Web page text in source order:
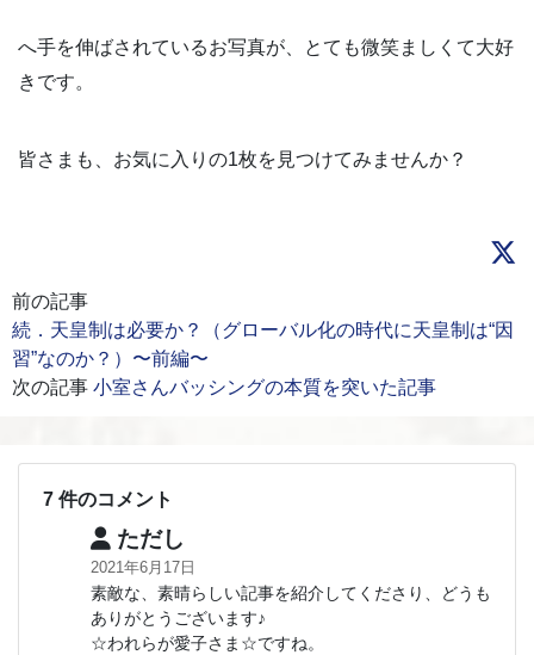
へ手を伸ばされているお写真が、とても微笑ましくて大好
きです。
皆さまも、お気に入りの1枚を見つけてみませんか？
前の記事
続．天皇制は必要か？（グローバル化の時代に天皇制は“因
習”なのか？）〜前編〜
次の記事 小室さんバッシングの本質を突いた記事
7 件のコメント
ただし
2021年6月17日
素敵な、素晴らしい記事を紹介してくださり、どうも
ありがとうございます♪
☆われらが愛子さま☆ですね。